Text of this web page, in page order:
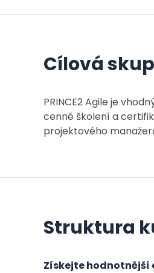
Cílová
PRINCE2 Agile je
cenné školení a
projektového
Struktura
Získejte hodnotnější